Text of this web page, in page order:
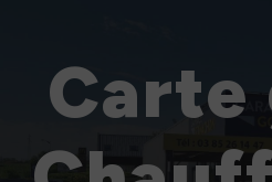
Carte